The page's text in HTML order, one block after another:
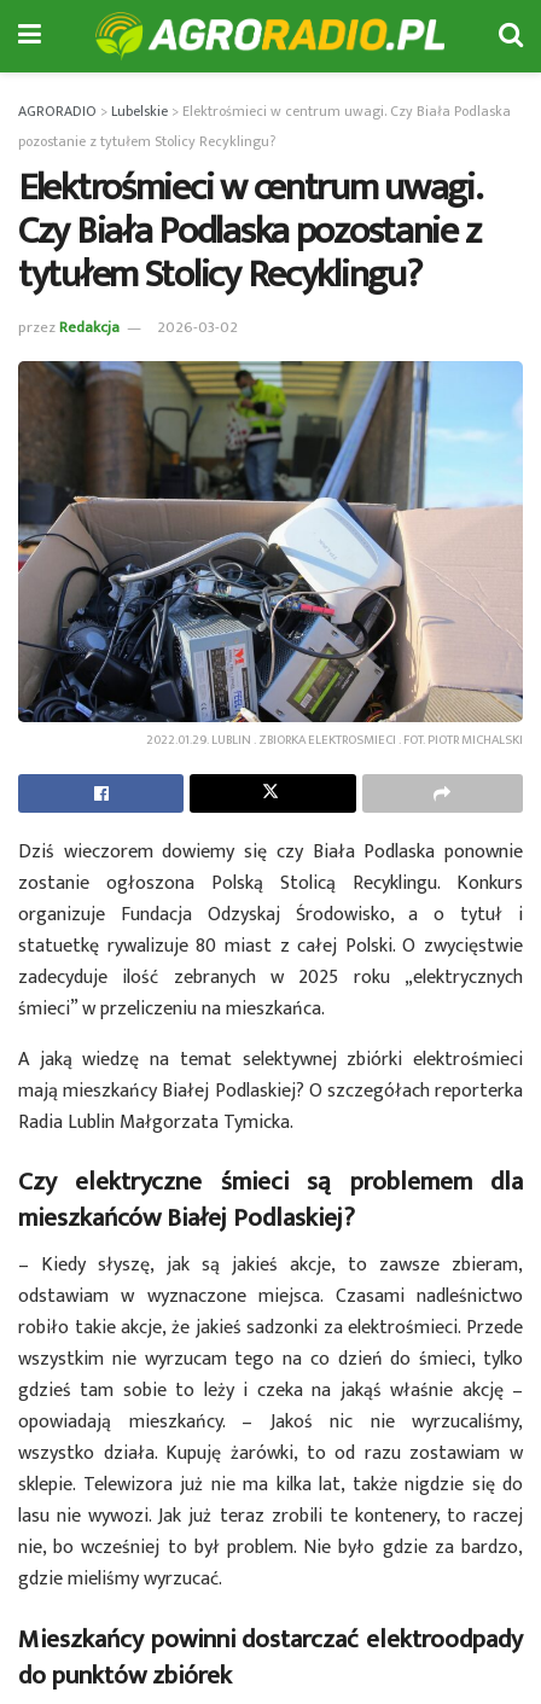
AGRORADIO >Lubelskie > Elektrośmieci w centrum uwagi. Czy Biała Podlaska
pozostanie z tytułem Stolicy Recyklingu?
Elektrośmieci w centrum uwagi.
Czy Biała Podlaska pozostanie z
tytułem Stolicy Recyklingu?
przezRedakcja 2026-03-02
2022.01.29. LUBLIN . ZBIORKA ELEKTROSMIECI . FOT. PIOTR MICHALSKI
Dziś wieczorem dowiemy się czy Biała Podlaska ponownie
zostanie ogłoszona Polską Stolicą Recyklingu. Konkurs
organizuje Fundacja Odzyskaj Środowisko, a o tytuł i
statuetkę rywalizuje 80 miast z całej Polski. O zwycięstwie
zadecyduje ilość zebranych w 2025 roku „elektrycznych
śmieci” w przeliczeniu na mieszkańca.
A jaką wiedzę na temat selektywnej zbiórki elektrośmieci
mają mieszkańcy Białej Podlaskiej? O szczegółach reporterka
Radia Lublin Małgorzata Tymicka.
Czy elektryczne śmieci są problemem dla
mieszkańców Białej Podlaskiej?
– Kiedy słyszę, jak są jakieś akcje, to zawsze zbieram,
odstawiam w wyznaczone miejsca. Czasami nadleśnictwo
robiło takie akcje, że jakieś sadzonki za elektrośmieci. Przede
wszystkim nie wyrzucam tego na co dzień do śmieci, tylko
gdzieś tam sobie to leży i czeka na jakąś właśnie akcję –
opowiadają mieszkańcy. – Jakoś nic nie wyrzucaliśmy,
wszystko działa. Kupuję żarówki, to od razu zostawiam w
sklepie. Telewizora już nie ma kilka lat, także nigdzie się do
lasu nie wywozi. Jak już teraz zrobili te kontenery, to raczej
nie, bo wcześniej to był problem. Nie było gdzie za bardzo,
gdzie mieliśmy wyrzucać.
Mieszkańcy powinni dostarczać elektroodpady
do punktów zbiórek